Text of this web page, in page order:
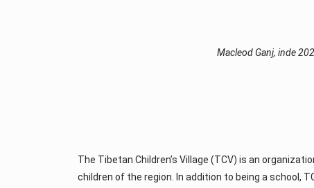
Macleod Ganj, inde
The Tibetan Children’s Village (TCV) is an
children of the region. In addition to being a school,